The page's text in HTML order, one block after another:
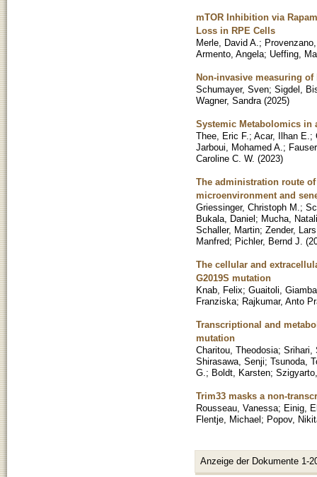
mTOR Inhibition via
Loss in RPE Cells
Merle, David A. ;
Armento, Angela; Ueffing,
Non-invasive measuring
Schumayer, Sven; Sigdel,
Wagner, Sandra (2025)
Systemic Metabolomics in
Thee, Eric F. ; Acar, Ilhan E. ;
Jarboui, Mohamed A. ;
Caroline C. W. (2023)
The administration route
microenvironment and
Griessinger, Christoph M. ;
Bukala, Daniel; Mucha,
Schaller, Martin; Zender, Lars
Manfred; Pichler, Bernd J. (
The cellular and
G2019S mutation
Knab, Felix; Guaitoli,
Franziska; Rajkumar, Anto
Transcriptional and
mutation
Charitou, Theodosia; Srihari,
Shirasawa, Senji; Tsunoda,
G. ; Boldt, Karsten;
Trim33 masks a non-
Rousseau, Vanessa; Einig,
Flentje, Michael; Popov,
Anzeige der Dokumente 1-